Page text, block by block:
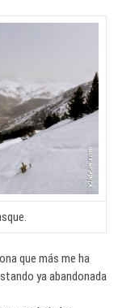
que más me ha
ya abandonada